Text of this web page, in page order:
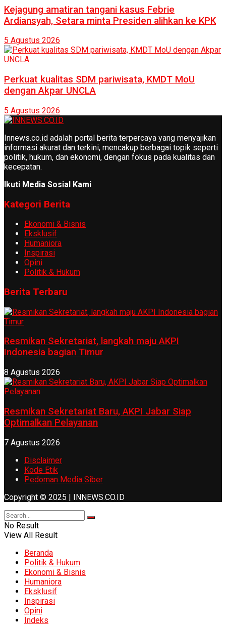
Kejagung amatiran tangani kasus Febrie
Ardiansyah, Setara minta Presiden alihkan ke KPK
5 Agustus 2026
Perkuat kualitas SDM pariwisata, KMDT MoU
dengan Akpar UNCLA
5 Agustus 2026
Innews.co.id adalah portal berita terpercaya yang menyajikan
informasi akurat dan terkini, mencakup berbagai topik seperti
politik, hukum, dan ekonomi, dengan fokus pada kualitas dan
kecepatan.
Ikuti Media Sosial Kami
Kategori Berita
Ekonomi & Bisnis
Eksklusif
Humaniora
Inspirasi
Opini
Politik & Hukum
Berita Terbaru
Resmikan Sekretariat, langkah maju AKPI
Indonesia bagian Timur
8 Agustus 2026
Resmikan Sekretariat Baru, AKPI Jabar Siap
Optimalkan Pelayanan
7 Agustus 2026
Disclaimer
Kode Etik
Pedoman Media Siber
Copyright © 2025 | INNEWS.CO.ID
No Result
View All Result
Beranda
Politik & Hukum
Ekonomi & Bisnis
Humaniora
Eksklusif
Inspirasi
Opini
Indeks